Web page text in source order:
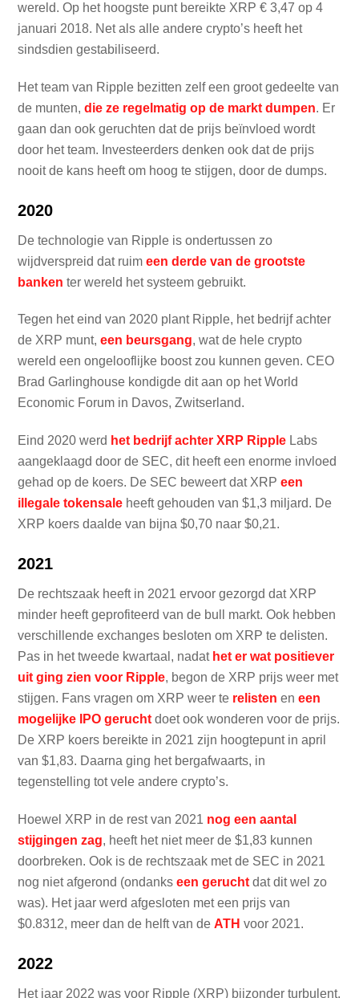
wereld. Op het hoogste punt bereikte XRP € 3,47 op 4
januari 2018. Net als alle andere crypto’s heeft het
sindsdien gestabiliseerd.
Het team van Ripple bezitten zelf een groot gedeelte van
de munten,die ze regelmatig op de markt dumpen. Er
gaan dan ook geruchten dat de prijs beïnvloed wordt
door het team. Investeerders denken ook dat de prijs
nooit de kans heeft om hoog te stijgen, door de dumps.
2020
De technologie van Ripple is ondertussen zo
wijdverspreid dat ruimeen derde van de grootste
banken ter wereld het systeem gebruikt.
Tegen het eind van 2020 plant Ripple, het bedrijf achter
de XRP munt,een beursgang, wat de hele crypto
wereld een ongelooflijke boost zou kunnen geven. CEO
Brad Garlinghouse kondigde dit aan op het World
Economic Forum in Davos, Zwitserland.
Eind 2020 werd het bedrijf achter XRP Ripple Labs
aangeklaagd door de SEC, dit heeft een enorme invloed
gehad op de koers. De SEC beweert dat XRPeen
illegale tokensale heeft gehouden van $1,3 miljard. De
XRP koers daalde van bijna $0,70 naar $0,21.
2021
De rechtszaak heeft in 2021 ervoor gezorgd dat XRP
minder heeft geprofiteerd van de bull markt. Ook hebben
verschillende exchanges besloten om XRP te delisten.
Pas in het tweede kwartaal, nadat het er wat positiever
uit ging zien voor Ripple, begon de XRP prijs weer met
stijgen. Fans vragen om XRP weer te relisten eneen
mogelijke IPO gerucht doet ook wonderen voor de prijs.
De XRP koers bereikte in 2021 zijn hoogtepunt in april
van $1,83. Daarna ging het bergafwaarts, in
tegenstelling tot vele andere crypto’s.
Hoewel XRP in de rest van 2021 nog een aantal
stijgingen zag, heeft het niet meer de $1,83 kunnen
doorbreken. Ook is de rechtszaak met de SEC in 2021
nog niet afgerond (ondankseen gerucht dat dit wel zo
was). Het jaar werd afgesloten met een prijs van
$0.8312, meer dan de helft van de ATH voor 2021.
2022
Het jaar 2022 was voor Ripple (XRP) bijzonder turbulent,